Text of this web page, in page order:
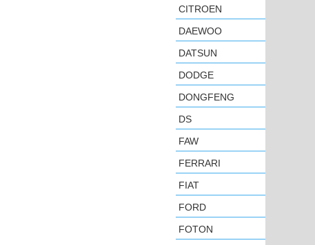
CITROEN
DAEWOO
DATSUN
DODGE
DONGFENG
DS
FAW
FERRARI
FIAT
FORD
FOTON